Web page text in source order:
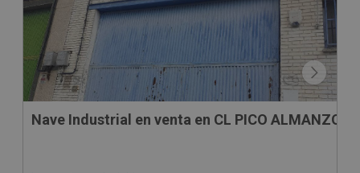
Nave Industrial en venta en CL PICO ALMANZOR,